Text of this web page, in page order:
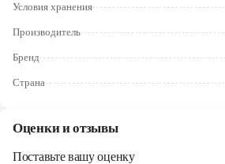
Ярославль
Условия хранения
Производитель
Бренд
Страна
Оценки и отзывы
Поставьте вашу оценку